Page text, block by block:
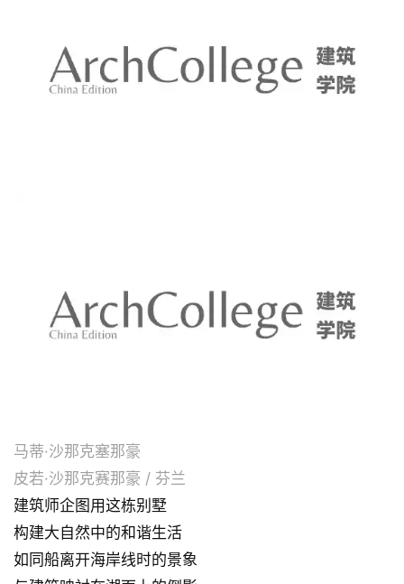
马蒂·沙那克塞那豪
皮若·沙那克赛那豪 / 芬兰